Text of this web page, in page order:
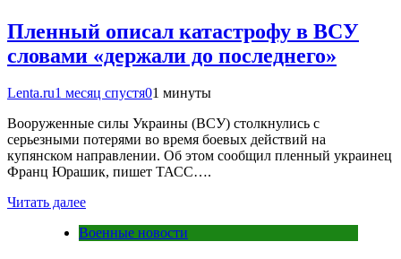
Пленный описал катастрофу в ВСУ
словами «держали до последнего»
Lenta.ru1 месяц спустя01 минуты
Вооруженные силы Украины (ВСУ) столкнулись с
серьезными потерями во время боевых действий на
купянском направлении. Об этом сообщил пленный украинец
Франц Юрашик, пишет ТАСС….
Читать далее
Военные новости